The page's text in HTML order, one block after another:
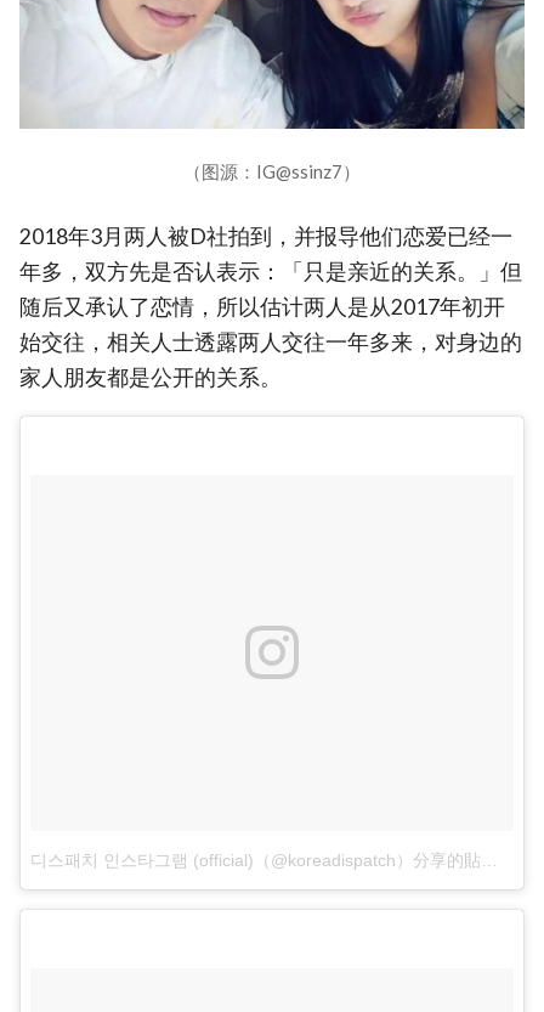
（图源：IG@ssinz7）
2018年3月两人被D社拍到，并报导他们恋爱已经一
年多，双方先是否认表示：「只是亲近的关系。」但
随后又承认了恋情，所以估计两人是从2017年初开
始交往，相关人士透露两人交往一年多来，对身边的
家人朋友都是公开的关系。